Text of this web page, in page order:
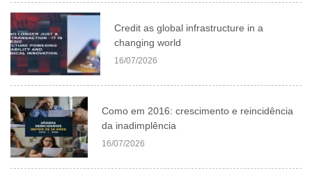
Credit as global infrastructure in a
changing world
16/07/2026
Como em 2016: crescimento e reincidência
da inadimplência
16/07/2026